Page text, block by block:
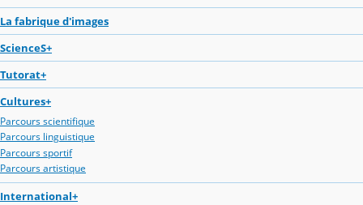
La fabrique d'images
ScienceS+
Tutorat+
Cultures+
Parcours scientifique
Parcours linguistique
Parcours sportif
Parcours artistique
International+